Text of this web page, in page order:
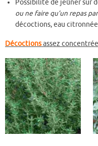
Possibilité de jeûner sur
ou ne faire qu’un repas
décoctions, eau
Décoctionsassez